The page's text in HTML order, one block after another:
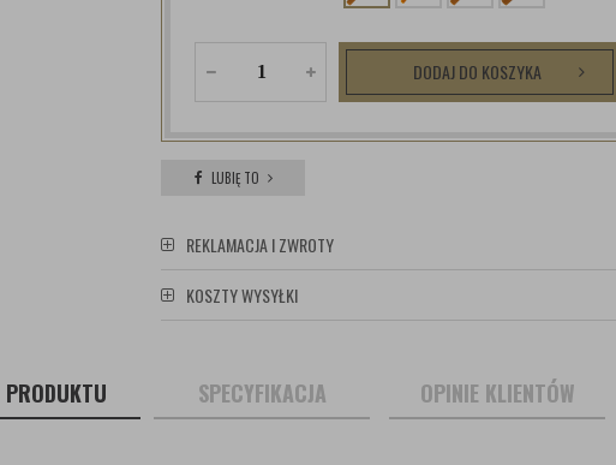
DODAJ DO KOSZYKA
LUBIĘ TO
REKLAMACJA I ZWROTY
KOSZTY WYSYŁKI
SPECYFIKACJA OPINIE KLIENTÓW